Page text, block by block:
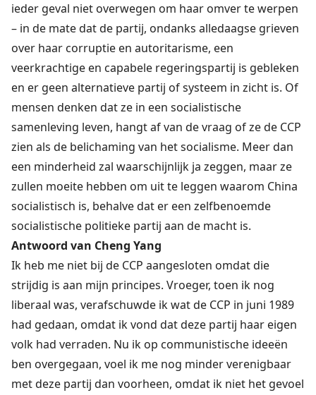
ieder geval niet overwegen om haar omver te werpen
– in de mate dat de partij, ondanks alledaagse grieven
over haar corruptie en autoritarisme, een
veerkrachtige en capabele regeringspartij is gebleken
en er geen alternatieve partij of systeem in zicht is. Of
mensen denken dat ze in een socialistische
samenleving leven, hangt af van de vraag of ze de CCP
zien als de belichaming van het socialisme. Meer dan
een minderheid zal waarschijnlijk ja zeggen, maar ze
zullen moeite hebben om uit te leggen waarom China
socialistisch is, behalve dat er een zelfbenoemde
socialistische politieke partij aan de macht is.
Antwoord van Cheng Yang
Ik heb me niet bij de CCP aangesloten omdat die
strijdig is aan mijn principes. Vroeger, toen ik nog
liberaal was, verafschuwde ik wat de CCP in juni 1989
had gedaan, omdat ik vond dat deze partij haar eigen
volk had verraden. Nu ik op communistische ideeën
ben overgegaan, voel ik me nog minder verenigbaar
met deze partij dan voorheen, omdat ik niet het gevoel